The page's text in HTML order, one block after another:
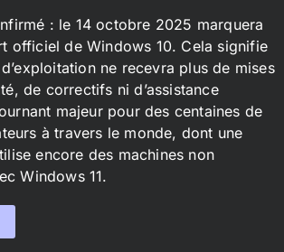
: le 14 octobre 2025 marquera
officiel de Windows 10. Cela signifie
ne recevra plus de mises
de correctifs ni d’assistance
majeur pour des centaines de
à travers le monde, dont une
encore des machines non
Windows 11.